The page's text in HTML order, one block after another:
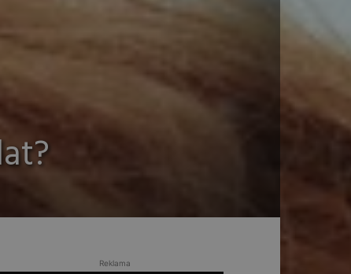
Reklama